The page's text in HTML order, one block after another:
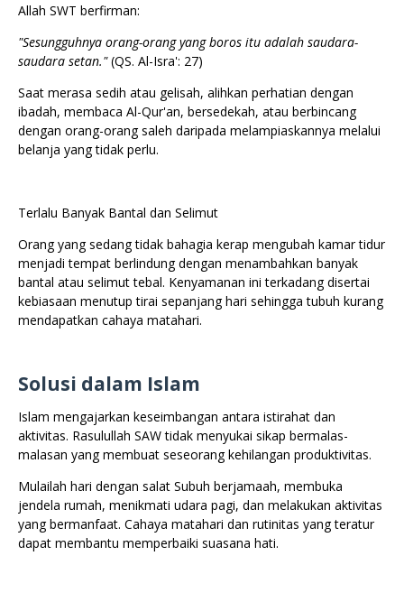
Allah SWT berfirman:
"Sesungguhnya orang-orang yang boros itu adalah saudara-
saudara setan."(QS. Al-Isra': 27)
Saat merasa sedih atau gelisah, alihkan perhatian dengan
ibadah, membaca Al-Qur'an, bersedekah, atau berbincang
dengan orang-orang saleh daripada melampiaskannya melalui
belanja yang tidak perlu.
Terlalu Banyak Bantal dan Selimut
Orang yang sedang tidak bahagia kerap mengubah kamar tidur
menjadi tempat berlindung dengan menambahkan banyak
bantal atau selimut tebal. Kenyamanan ini terkadang disertai
kebiasaan menutup tirai sepanjang hari sehingga tubuh kurang
mendapatkan cahaya matahari.
Solusi dalam Islam
Islam mengajarkan keseimbangan antara istirahat dan
aktivitas. Rasulullah SAW tidak menyukai sikap bermalas-
malasan yang membuat seseorang kehilangan produktivitas.
Mulailah hari dengan salat Subuh berjamaah, membuka
jendela rumah, menikmati udara pagi, dan melakukan aktivitas
yang bermanfaat. Cahaya matahari dan rutinitas yang teratur
dapat membantu memperbaiki suasana hati.